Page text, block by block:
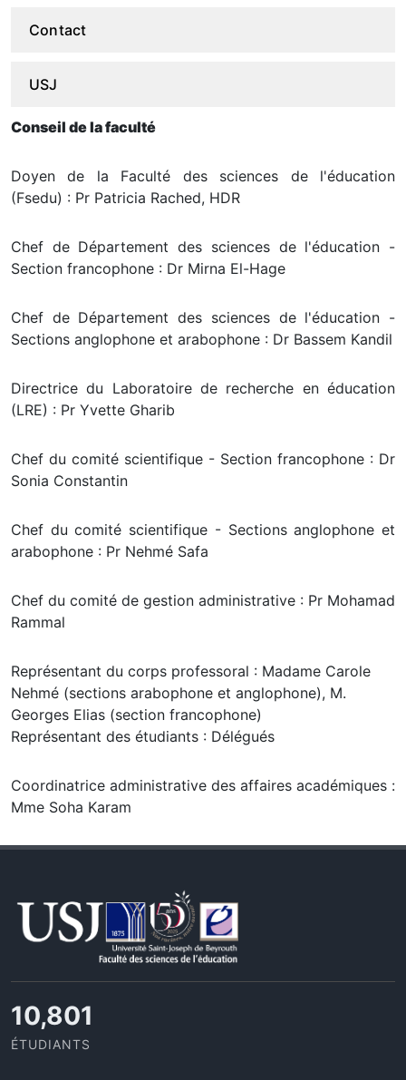
Contact
USJ
Conseil de la faculté
Doyen de la Faculté des sciences de l'éducation
(Fsedu) : Pr Patricia Rached, HDR
Chef de Département des sciences de l'éducation -
Section francophone : Dr Mirna El-Hage
Chef de Département des sciences de l'éducation -
Sections anglophone et arabophone : Dr Bassem Kandil
Directrice du Laboratoire de recherche en éducation
(LRE) : Pr Yvette Gharib
Chef du comité scientifique - Section francophone : Dr
Sonia Constantin
Chef du comité scientifique - Sections anglophone et
arabophone : Pr Nehmé Safa
Chef du comité de gestion administrative : Pr Mohamad
Rammal
Représentant du corps professoral : Madame Carole
Nehmé (sections arabophone et anglophone), M.
Georges Elias (section francophone)
Représentant des étudiants : Délégués
Coordinatrice administrative des affaires académiques :
Mme Soha Karam
11,727
ÉTUDIANTS